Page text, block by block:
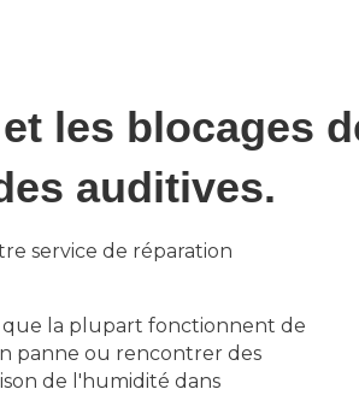
les blocages
auditives.
service de réparation
que la plupart fonctionnent de
panne ou rencontrer des
de l'humidité dans